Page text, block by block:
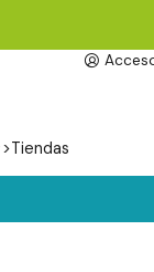
>Tiendas